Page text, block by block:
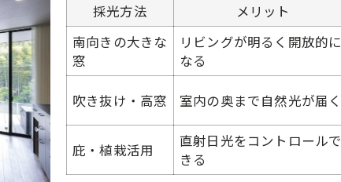
理想の住まいへ導く一級建築士の視点
一級建築士が語る平屋設計の魅力
快適な平屋実現のための提案比較表
暮らしの質を上げる設計ポイント
福津市で叶える理想の間取り事例
家族の未来を見据えた設計の工夫
採光方法 メリット
南向きの大きな
窓
リビングが明るく開放的に
なる
吹き抜け・高窓 室内の奥まで自然光が届く
庇・植栽活用
直射日光をコントロールで
きる